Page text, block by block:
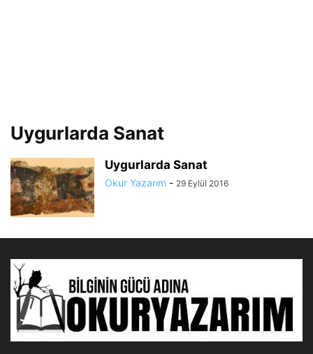
Uygurlarda Sanat
Uygurlarda Sanat
Okur Yazarım - 29 Eylül 2016